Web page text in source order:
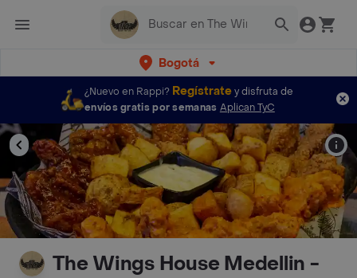
Bogotá
¿Nuevo en Rappi? Regístratey disfruta de
envíos gratis por semanas Aplican TyC
The Wings House Medellin -